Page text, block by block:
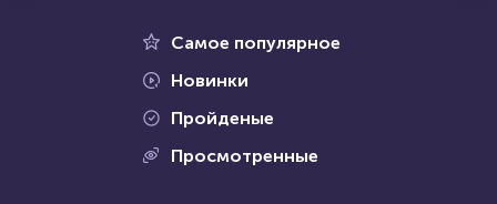
Проходили 2673 раза
1 февраля 2021
Самое популярное
Новинки
Пройденые
Просмотренные